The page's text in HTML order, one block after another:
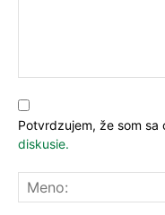
Potvrdzujem, že som sa
diskusie.